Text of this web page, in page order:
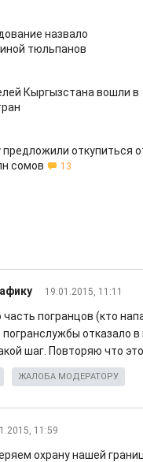
назвало
тюльпанов
Кыргызстана вошли в
откупиться
сомов
13
19.01.2015, 11:11
часть погранцов (кто
погранслужбы отказало
шаг. Повторяю что
ЖАЛОБА МОДЕРАТОРУ
11:59
охрану нашей